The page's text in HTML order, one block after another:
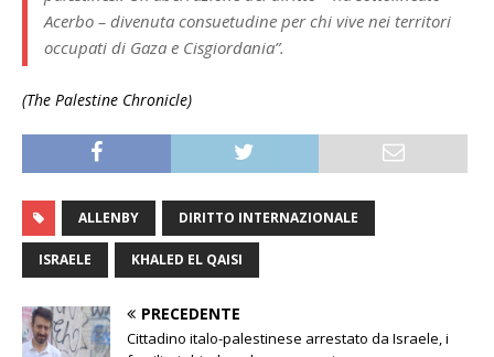
Acerbo – divenuta consuetudine per chi vive nei territori
occupati di Gaza e Cisgiordania”.
(The Palestine Chronicle)
ALLENBY DIRITTO INTERNAZIONALE
ISRAELE KHALED EL QAISI
PRECEDENTE
Cittadino italo-palestinese arrestato da Israele, i